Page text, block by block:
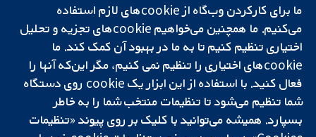
تحقیقات قابل
اعتماد.
تصمیم‌گیری آگاهانه.
سلامت بهتر.
لندن
W1G 0AN
بریتانیا
دفتر رسانه‌ای
درباره ما
فرصت‌های
شغلی
Cochrane
Library
ما برای کارکردن وب‌گاه از cookie‌های لازم استفاده
می‌کنیم. ما همچنین می‌خواهیم cookie‌های تجزیه و تحلیل
اختیاری تنظیم کنیم تا به ما در بهبود آن کمک کند. ما
cookie‌های اختیاری را تنظیم نمی کنیم، مگر این‌که آنها را
فعال کنید. با استفاده از این ابزار یک cookie‌ روی دستگاه
شما تنظیم می‌شود تا تنظیمات منتخب شما را به خاطر
بسپارد. همیشه می‌توانید با کلیک بر روی پیوند «تنظیمات